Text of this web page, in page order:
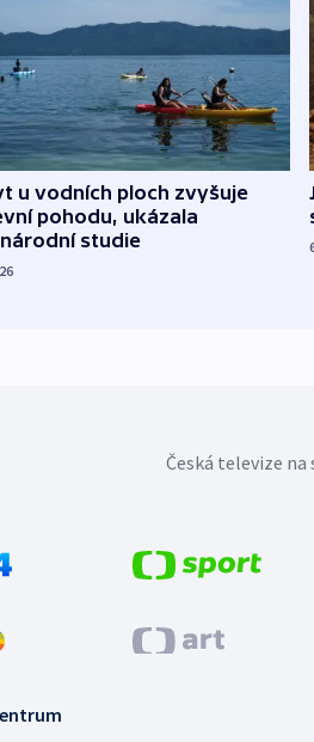
u vodních ploch zvyšuje
pohodu, ukázala
studie
Česká televize